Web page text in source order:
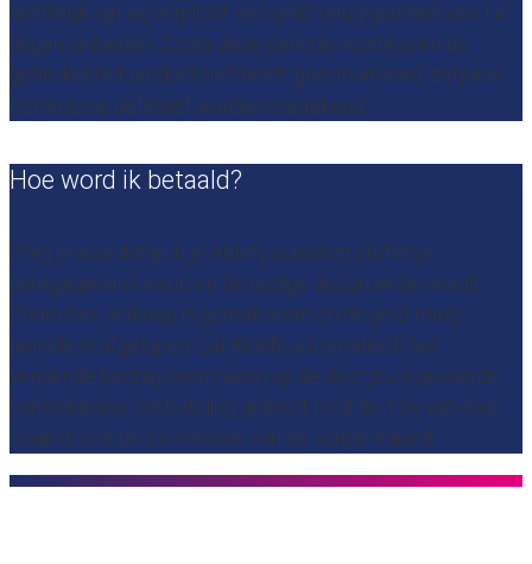
Wettelijk zijn wij verplicht een geld-terug-garantie van 14
dagen te bieden. Zodra deze periode voorbij is en de
gebruiker het product niet heeft geretourneerd, zal jouw
commissie definitief worden toegekend.
Hoe word ik betaald?
Zorg ervoor dat je in je Ablefy publisher profiel je
bankgegevens invult en de nodige documenten invult.
Zodra een verkoop is gerealiseerd en de geld terug
periode is afgelopen, zal Ablefy automatisch het
verdiende bedrag overmaken op de door jou ingevoerde
bankrekening. De betaling gebeurt rond de 15e van elke
maand voor de commissie van de vorige maand.